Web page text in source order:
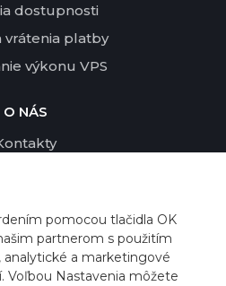
dostupnosti
vrátenia platby
výkonu VPS
O NÁS
spoločnosti
podmienky
pomocou tlačidla OK
partnerom s použitím
a marketingové
Voľbou Nastavenia môžete